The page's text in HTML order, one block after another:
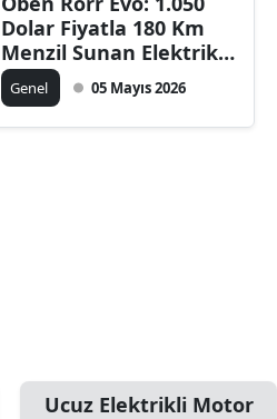
Dolar Fiyatla 180 Km
Menzil Sunan Elektrikli
Motosiklet Tanıtıldı!
Genel 05 Mayıs 2026
Ucuz Elektrikli Motor